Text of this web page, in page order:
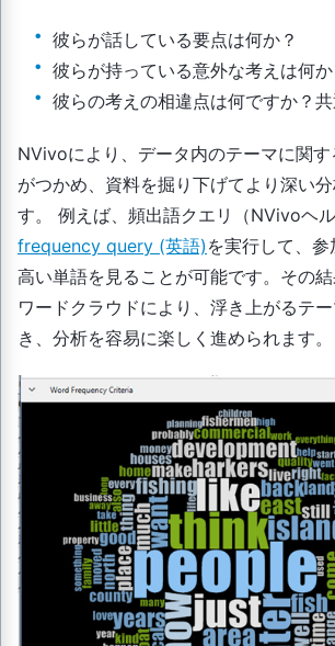
彼らが話している要点は何か？
彼らが持っている意外な考えは何か
彼らの考えの相違点は何ですか？
NVivoにより、データ内のテーマに関
がつかめ、資料を掘り下げてより深い
す。 例えば、頻出語クエリ（NVivoヘ
frequency query (英語) を実行して、
高い単語を見ることが可能です。その
ワードクラウドにより、浮き上がるテ
き、分析を容易に楽しく進められます。